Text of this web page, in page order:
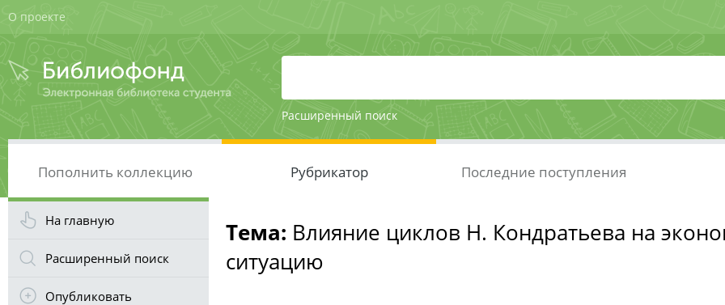
О проекте
Расширенный поиск
Пополнить коллекцию Рубрикатор Последние поступления
На главную
Расширенный поиск
Опубликовать
Тема: Влияние циклов Н. Кондратьева на
ситуацию